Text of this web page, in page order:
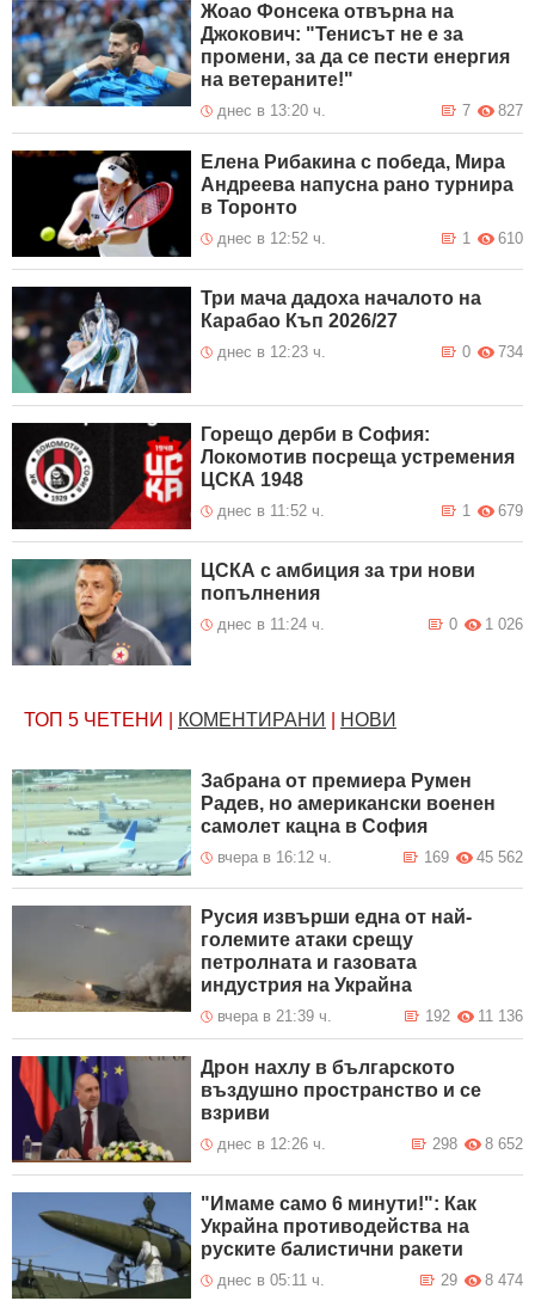
Жоао Фонсека отвърна на
Джокович: "Тенисът не е за
промени, за да се пести енергия
на ветераните!"
днес в 13:20 ч. 827
7
Елена Рибакина с победа, Мира
Андреева напусна рано турнира
в Торонто
днес в 12:52 ч. 610
1
Три мача дадоха началото на
Карабао Къп 2026/27
днес в 12:23 ч. 734
0
Горещо дерби в София:
Локомотив посреща устремения
ЦСКА 1948
днес в 11:52 ч. 679
1
ЦСКА с амбиция за три нови
попълнения
днес в 11:24 ч. 1 026
0
ТОП 5 ЧЕТЕНИ КОМЕНТИРАНИ НОВИ
Забрана от премиера Румен
Радев, но американски военен
самолет кацна в София
вчера в 16:12 ч. 45 562
169
Русия извърши една от най-
големите атаки срещу
петролната и газовата
индустрия на Украйна
вчера в 21:39 ч. 11 136
192
Дрон нахлу в българското
въздушно пространство и се
взриви
днес в 12:26 ч. 8 652
298
"Имаме само 6 минути!": Как
Украйна противодейства на
руските балистични ракети
днес в 05:11 ч. 8 474
29